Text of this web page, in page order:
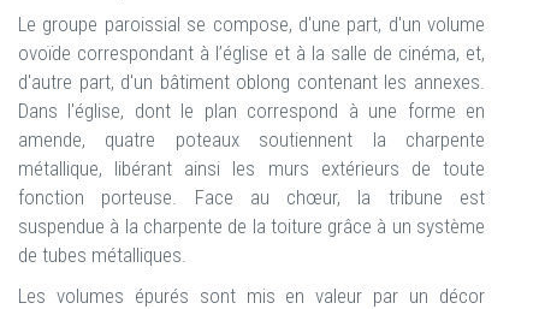
Le groupe paroissial se compose, d'une part, d'un volume
ovoïde correspondant à l’église et à la salle de cinéma, et,
d'autre part, d'un bâtiment oblong contenant les annexes.
Dans l'église, dont le plan correspond à une forme en
amende, quatre poteaux soutiennent la charpente
métallique, libérant ainsi les murs extérieurs de toute
fonction porteuse. Face au chœur, la tribune est
suspendue à la charpente de la toiture grâce à un système
de tubes métalliques.
Les volumes épurés sont mis en valeur par un décor